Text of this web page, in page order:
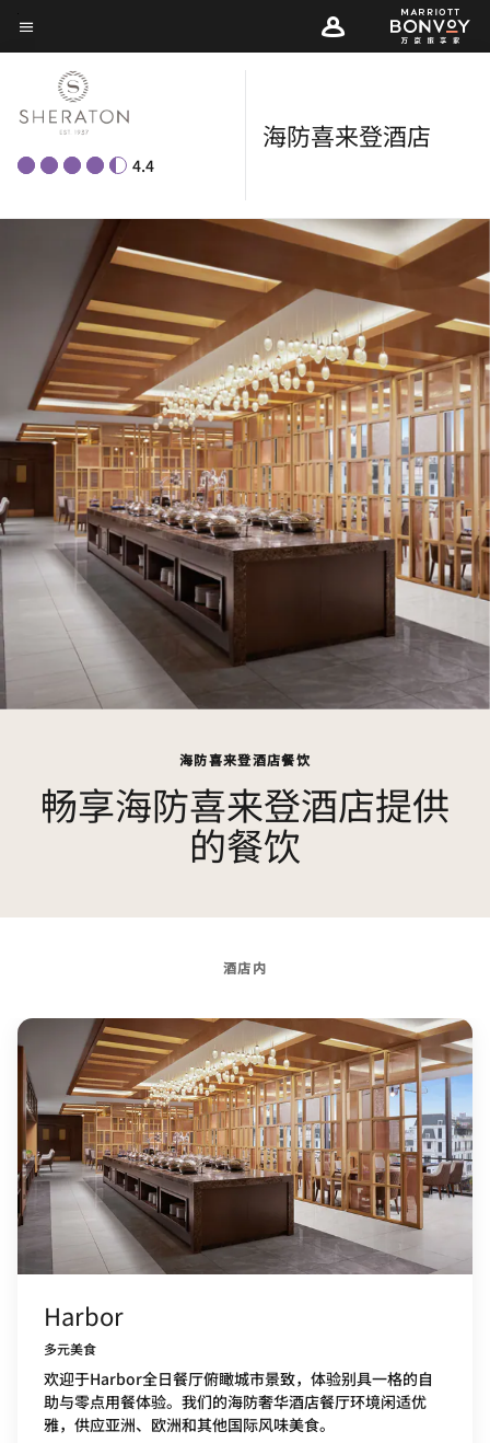
Skip
to
main
content
菜单文本
4.4
海防喜来登酒店
海防喜来登酒店餐饮
畅享海防喜来登酒店提供
的餐饮
酒店内
Harbor
多元美食
欢迎于Harbor全日餐厅俯瞰城市景致，体验别具一格的自
助与零点用餐体验。我们的海防奢华酒店餐厅环境闲适优
雅，供应亚洲、欧洲和其他国际风味美食。